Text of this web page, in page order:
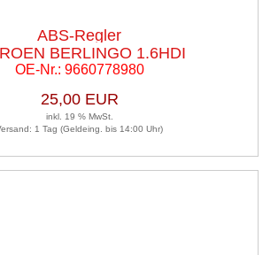
ABS-Regler
BERLINGO 1.6HDI
OE-Nr.: 9660778980
25,00 EUR
inkl. 19 % MwSt.
1 Tag (Geldeing. bis 14:00 Uhr)